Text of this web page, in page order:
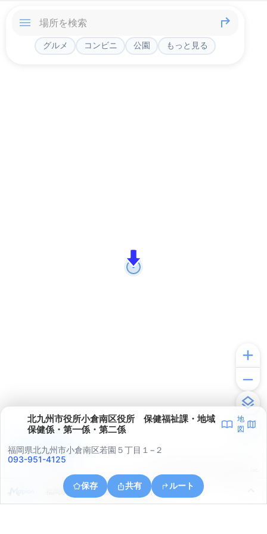
グルメ コンビニ 公園 もっと見る
北九州市役所小倉南区役所 保健福祉課・地域
保健係・第一係・第二係
地
図
福岡県北九州市小倉南区若園５丁目１−２
093-951-4125
保存 共有 ルート
福岡県北九州市小倉南区横代東町１丁目６
アプリで見る